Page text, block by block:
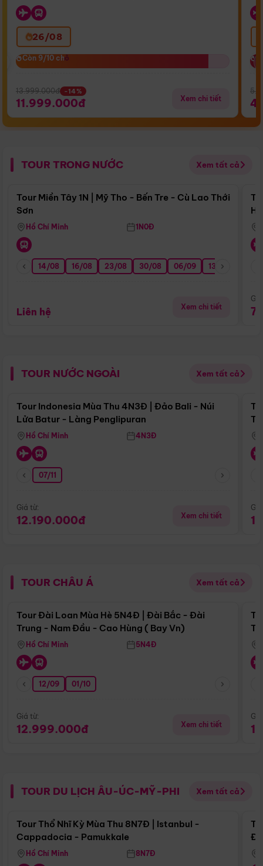
26/08
Còn 9/10 chỗ
Còn 9/10 chỗ
13.999.000đ -14%
11.999.000đ Xem chi tiết
TOUR TRONG NƯỚC Xem tất cả
Điểm nổi bật
Tour Miền Tây 1N | Mỹ Tho - Bến Tre - Cù Lao Thới
Sơn
Hồ Chí Minh 1N0Đ
14/08 16/08 23/08 30/08 06/09 13/09
Liên hệ Xem chi tiết
TOUR NƯỚC NGOÀI Xem tất cả
Điểm nổi bật
Tour Indonesia Mùa Thu 4N3Đ | Đảo Bali - Núi
Lửa Batur - Làng Penglipuran
Hồ Chí Minh 4N3Đ
07/11
Giá từ:
12.190.000đ Xem chi tiết
TOUR CHÂU Á Xem tất cả
Điểm nổi bật
Tour Đài Loan Mùa Hè 5N4Đ | Đài Bắc - Đài
Trung - Nam Đầu - Cao Hùng ( Bay Vn)
Hồ Chí Minh 5N4Đ
12/09 01/10
Giá từ:
12.999.000đ Xem chi tiết
TOUR DU LỊCH ÂU-ÚC-MỸ-PHI Xem tất cả
Điểm nổi bật
Tour Thổ Nhĩ Kỳ Mùa Thu 8N7Đ | Istanbul -
Cappadocia - Pamukkale
Hồ Chí Minh 8N7Đ